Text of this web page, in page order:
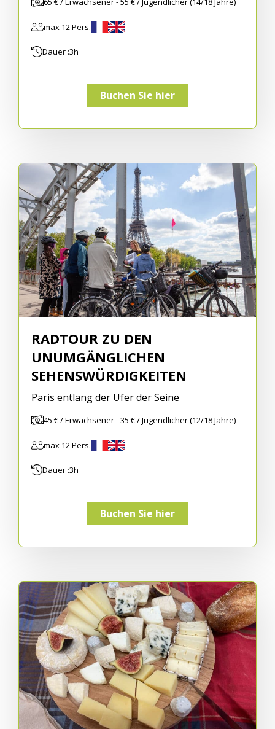
max 12 Pers.
Dauer :3h
Buchen Sie hier
RADTOUR ZU DEN
UNUMGÄNGLICHEN
SEHENSWÜRDIGKEITEN
Paris entlang der Ufer der Seine
45 € / Erwachsener - 35 € / Jugendlicher (12/18 Jahre)
max 12 Pers.
Dauer :3h
Buchen Sie hier